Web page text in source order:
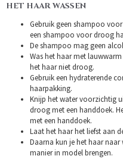
HET HAAR WASSEN
Gebruik geen shampoo
een shampoo voor droog
De shampoo mag geen
Was het haar met
het haar niet droog.
Gebruik een hydraterende
haarpakking.
Knijp het water voorzichtig
droog met een handdoek.
met een handdoek.
Laat het haar het liefst aan
Daarna kun je het haar naar
manier in model brengen.